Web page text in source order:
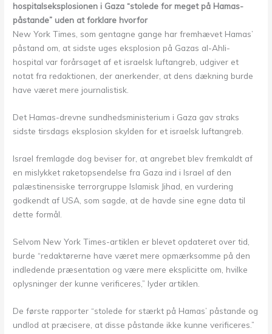
hospitalseksplosionen i Gaza “stolede for meget på Hamas-
påstande” uden at forklare hvorfor
New York Times, som gentagne gange har fremhævet Hamas’
påstand om, at sidste uges eksplosion på Gazas al-Ahli-
hospital var forårsaget af et israelsk luftangreb, udgiver et
notat fra redaktionen, der anerkender, at dens dækning burde
have været mere journalistisk.
Det Hamas-drevne sundhedsministerium i Gaza gav straks
sidste tirsdags eksplosion skylden for et israelsk luftangreb.
Israel fremlagde dog beviser for, at angrebet blev fremkaldt af
en mislykket raketopsendelse fra Gaza ind i Israel af den
palæstinensiske terrorgruppe Islamisk Jihad, en vurdering
godkendt af USA, som sagde, at de havde sine egne data til
dette formål.
Selvom New York Times-artiklen er blevet opdateret over tid,
burde “redaktørerne have været mere opmærksomme på den
indledende præsentation og være mere eksplicitte om, hvilke
oplysninger der kunne verificeres,” lyder artiklen.
De første rapporter “stolede for stærkt på Hamas’ påstande og
undlod at præcisere, at disse påstande ikke kunne verificeres.”